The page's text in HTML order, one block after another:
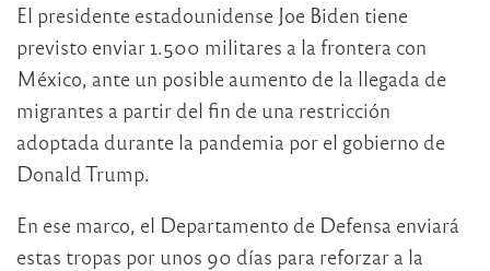
El presidente estadounidense Joe Biden tiene
previsto enviar 1.500 militares a la frontera con
México, ante un posible aumento de la llegada de
migrantes a partir del fin de una restricción
adoptada durante la pandemia por el gobierno de
Donald Trump.
En ese marco, el Departamento de Defensa enviará
estas tropas por unos 90 días para reforzar a la